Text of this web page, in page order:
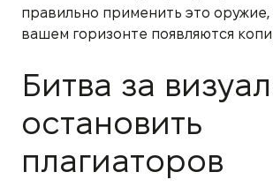
правильно применить это оружие,
вашем горизонте появляются
Битва за
остановить
плагиаторов